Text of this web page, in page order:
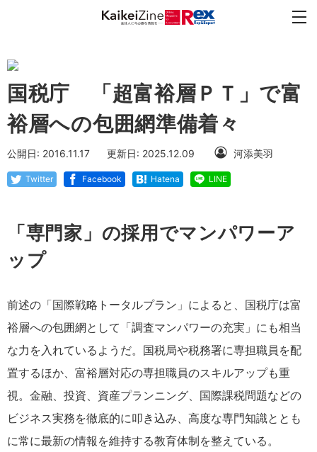
国税庁 「超富裕層ＰＴ」で富
裕層への包囲網準備着々
公開日: 2016.11.17 更新日: 2025.12.09 河添美羽
Twitter Facebook Hatena LINE
「専門家」の採用でマンパワーア
ップ
前述の「国際戦略トータルプラン」によると、国税庁は富
裕層への包囲網として「調査マンパワーの充実」にも相当
な力を入れているようだ。国税局や税務署に専担職員を配
置するほか、富裕層対応の専担職員のスキルアップも重
視。金融、投資、資産プランニング、国際課税問題などの
ビジネス実務を徹底的に叩き込み、高度な専門知識ととも
に常に最新の情報を維持する教育体制を整えている。